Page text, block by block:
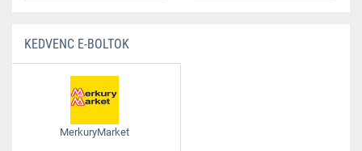
KEDVENC E-BOLTOK
MerkuryMarket